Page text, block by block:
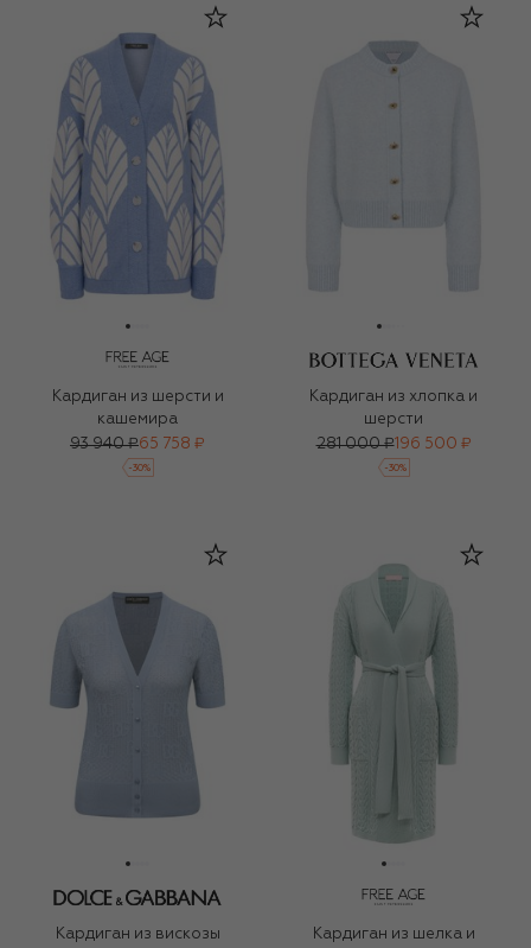
Кардиган из шерсти и
кашемира
93 940 ₽65 758 ₽
-30%
Кардиган из хлопка и
шерсти
281 000 ₽196 500 ₽
-30%
Кардиган из вискозы
Кардиган из шелка и